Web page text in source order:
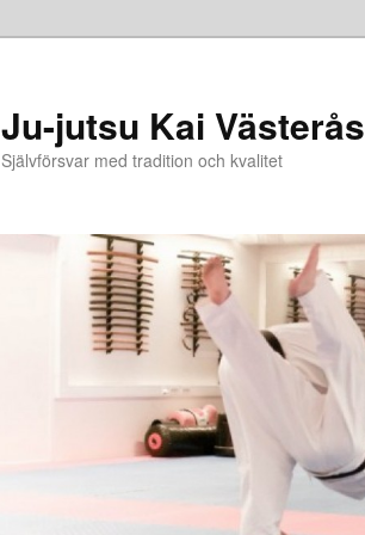
Ju-jutsu Kai Västerås
Självförsvar med tradition och kvalitet